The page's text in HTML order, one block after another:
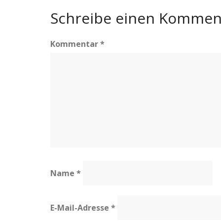
Schreibe einen
Kommentar*
Name *
E-Mail-Adresse *